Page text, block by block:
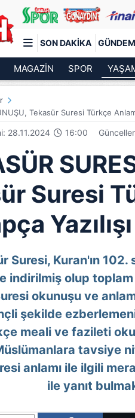
SON DAKIKA GÜNDEM
sitesi
MAGAZİN SPOR
Tekasür Suresi Türkçe
28.11.2024 16:00
Suresi
Suresi, Kuran'ın
indirilmiş olup
okunuşu ve
şekilde
meali ve fazileti
tavsiye
anlamı ile ilgili
ile yanıt